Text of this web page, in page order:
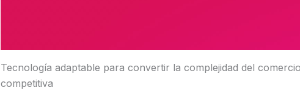
Tecnología adaptable para convertir la complejidad del
competitiva